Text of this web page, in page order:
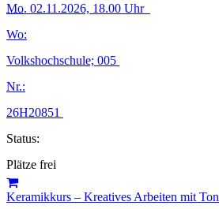
Mo. 02.11.2026, 18.00 Uhr
Wo:
Volkshochschule; 005
Nr.:
26H20851
Status:
Plätze frei
Keramikkurs – Kreatives Arbeiten mit Ton